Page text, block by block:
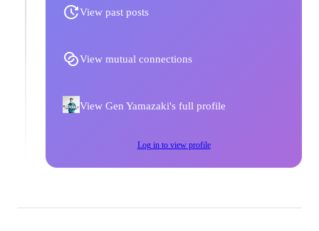
View past posts
View mutual connections
View Gen Yamazaki's full profile
Log in to view profile